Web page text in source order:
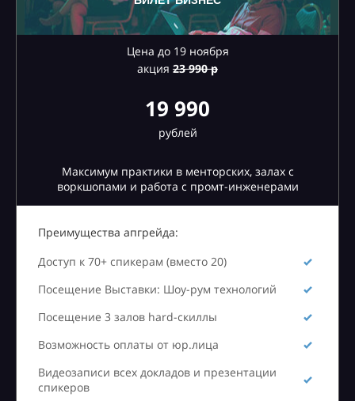
Цена до 19 ноября
акция 23990 р
19 990
рублей
Максимум практики в менторских, залах с
воркшопами и работа с промт-инженерами
Преимущества апгрейда:
Доступ к 70+ спикерам (вместо 20)
Посещение Выставки: Шоу-рум технологий
Посещение 3 залов hard-скиллы
Возможность оплаты от юр.лица
Видеозаписи всех докладов и презентации
спикеров